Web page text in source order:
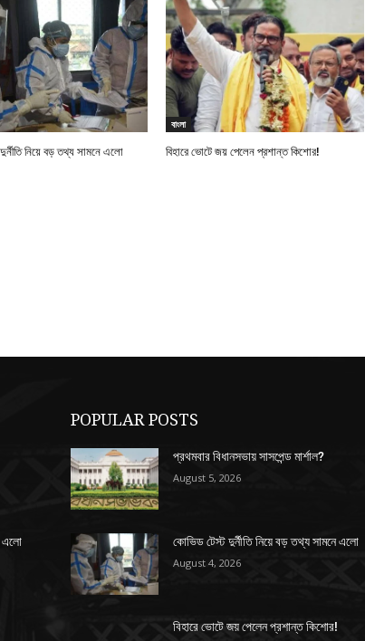
নিয়ে বড় তথ্য সামনে এলো
বাংলা
বিহারে ভোটে জয় পেলেন প্রশান্ত কিশোর!
এলো
POPULAR POSTS
প্রথমবার বিধানসভায় সাসপেন্ড মার্শাল?
August 5, 2026
কোভিড টেস্ট দুর্নীতি নিয়ে বড় তথ্য সামনে এলো
August 4, 2026
বিহারে ভোটে জয় পেলেন প্রশান্ত কিশোর!